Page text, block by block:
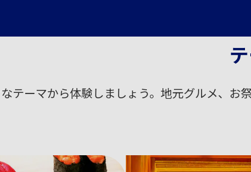
テーマから体験しましょう。地元グルメ、